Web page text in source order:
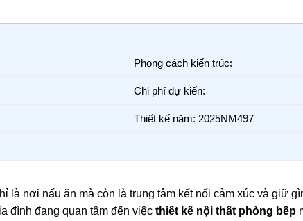
Phong cách kiến trúc:
Chi phí dự kiến:
Thiết kế năm: 2025NM497
là nơi nấu ăn mà còn là trung tâm kết nối cảm xúc và giữ
đình đang quan tâm đến việc thiết kế nội thất phòng bếp